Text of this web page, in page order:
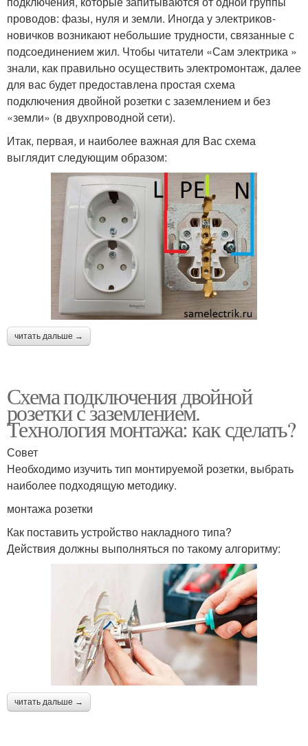
проводов: фазы, нуля и земли. Иногда у электриков-
новичков возникают небольшие трудности, связанные с
подсоединением жил. Чтобы читатели «Сам электрика »
знали, как правильно осуществить электромонтаж, далее
для вас будет предоставлена простая схема
подключения двойной розетки с заземлением и без
«земли» (в двухпроводной сети).
Итак, первая, и наиболее важная для Вас схема
выглядит следующим образом:
читать дальше →
Схема подключения двойной
розетки с заземлением.
Технология монтажа: как сделать?
Совет
Необходимо изучить тип монтируемой розетки, выбрать
наиболее подходящую методику.
монтажа розетки
Как поставить устройство накладного типа?
Действия должны выполняться по такому алгоритму:
читать дальше →